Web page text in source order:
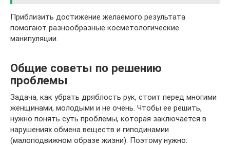
Приблизить достижение желаемого результата
помогают разнообразные косметологические
манипуляции.
Общие советы по решению
проблемы
Задача, как убрать дряблость рук, стоит перед многими
женщинами, молодыми и не очень. Чтобы ее решить,
нужно понять суть проблемы, которая заключается в
нарушениях обмена веществ и гиподинамии
(малоподвижном образе жизни). Поэтому нужно: